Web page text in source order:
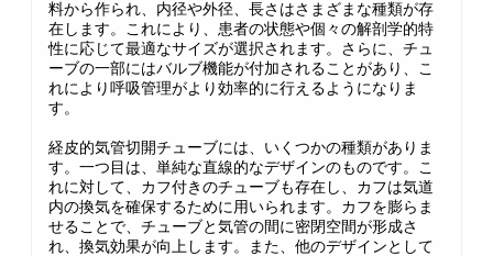
料から作られ、内径や外径、長さはさまざまな種類が存
在します。これにより、患者の状態や個々の解剖学的特
性に応じて最適なサイズが選択されます。さらに、チュ
ーブの一部にはバルブ機能が付加されることがあり、こ
れにより呼吸管理がより効率的に行えるようになりま
す。
経皮的気管切開チューブには、いくつかの種類がありま
す。一つ目は、単純な直線的なデザインのものです。こ
れに対して、カフ付きのチューブも存在し、カフは気道
内の換気を確保するために用いられます。カフを膨らま
せることで、チューブと気管の間に密閉空間が形成さ
れ、換気効果が向上します。また、他のデザインとして